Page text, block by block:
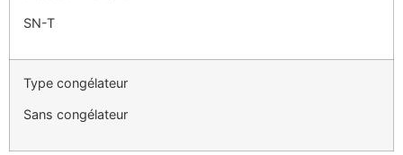
SN-T
Type congélateur
Sans congélateur